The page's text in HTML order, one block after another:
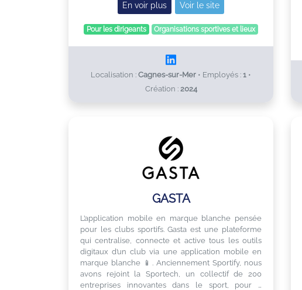
En voir plus Voir le site
Pour les dirigeants Organisations sportives et lieux
Localisation : Cagnes-sur-Mer • Employés : 1 •
Création : 2024
GASTA
L’application mobile en marque blanche pensée
pour les clubs sportifs. Gasta est une plateforme
qui centralise, connecte et active tous les outils
digitaux d’un club via une application mobile en
marque blanche 📱. Anciennement Sportify, nous
avons rejoint la Sportech, un collectif de 200
entreprises innovantes dans le sport, pour …